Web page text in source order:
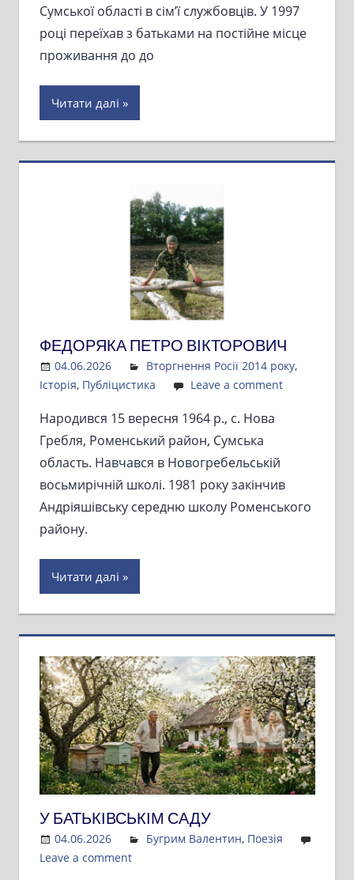
Сумської області в сім’ї службовців. У 1997
році переїхав з батьками на постійне місце
проживання до до
Читати далі
ФЕДОРЯКА ПЕТРО ВІКТОРОВИЧ
04.06.2026 Admin
Вторгнення Росії 2014 року,
Історія, Публіцистика Leave a comment
Народився 15 вересня 1964 р., с. Нова
Гребля, Роменський район, Сумська
область. Навчався в Новогребельській
восьмирічній школі. 1981 року закінчив
Андріяшівську середню школу Роменського
району.
Читати далі
У БАТЬКІВСЬКІМ САДУ
04.06.2026 Admin
Бугрим Валентин, Поезія
Leave a comment